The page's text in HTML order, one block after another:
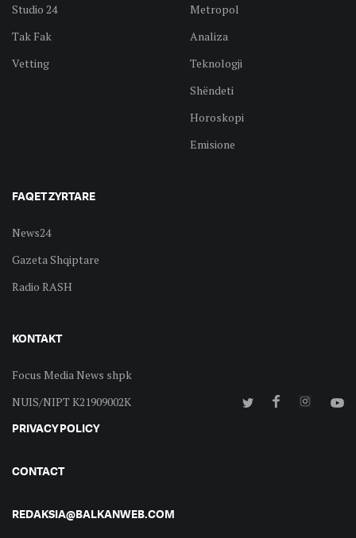
Studio 24
Tak Fak
Vetting
Metropol
Analiza
Teknologji
Shëndeti
Horoskopi
Emisione
FAQET ZYRTARE
News24
Gazeta Shqiptare
Radio RASH
KONTAKT
Focus Media News shpk
NUIS/NIPT K21909002K
PRIVACY POLICY
CONTACT
REDAKSIA@BALKANWEB.COM